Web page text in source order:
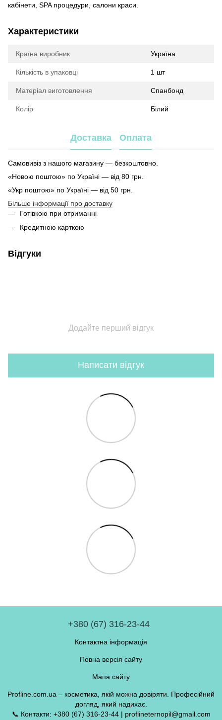
кабінети, SPA процедури, салони краси.
Характеристики
Країна виробник Україна
Кількість в упаковці 1 шт
Матеріал виготовлення Спанбонд
Колір Білий
Доставка Оплата
Самовивіз з нашого магазину — безкоштовно.
«Новою поштою» по Україні — від 80 грн.
«Укр поштою» по Україні — від 50 грн.
Більше інформації про доставку
Готівкою при отриманні
Кредитною карткою
Відгуки
Додайте перший відгук
Написати відгук
+380 (67) 316-23-44
Контактна інформація
Повна версія сайту
Мапа сайту
Profline.com.ua – косметика, якій можна довіряти. Професійний
догляд, який надихає.
📞 Контакти: +380 (67) 316-23-44 | proflineternopil@gmail.com